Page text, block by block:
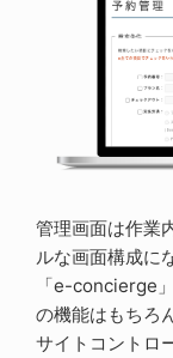
管理画面は作業
ルな画面構成に
「e-concierge
の機能はもちろ
サイトコントロ